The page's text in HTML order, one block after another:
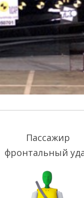
Пассажир
фронтальный